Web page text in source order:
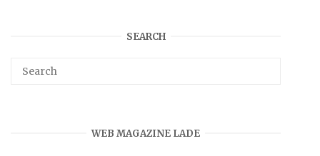
SEARCH
WEB MAGAZINE LADE